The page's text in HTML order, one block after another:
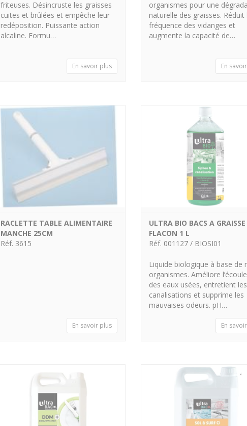
friteuses. Désincruste les graisses
cuites et brûlées et empêche leur
redéposition. Puissante action
alcaline. Formu…
En savoir plus
organismes pour une
naturelle des graisses. Réduit
fréquence des vidanges et
augmente la capacité de…
En
RACLETTE TABLE ALIMENTAIRE
MANCHE 25CM
Réf. 3615
En savoir plus
ULTRA BIO BACS A GRAISSE
FLACON 1 L
Réf. 001127 / BIOSI01
Liquide biologique à base de
organismes. Améliore
des eaux usées, entretient les
canalisations et supprime les
mauvaises odeurs. pH…
En